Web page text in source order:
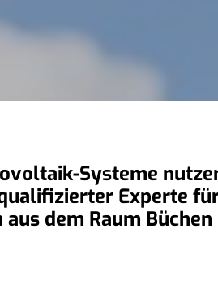
Systeme
Experte
dem Raum Büchen